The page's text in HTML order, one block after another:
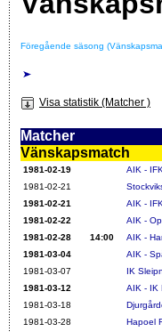
Föregående säsong
Visa statistik (Matcher )
Matcher
Vänskapsmatch
1981-02-19 AIK -
1981-02-21
1981-02-21
AIK -
1981-02-22
AIK -
1981-02-28
14:00 AIK -
1981-03-04
AIK -
1981-03-07
IK
1981-03-12
AIK - IK
1981-03-18
1981-03-28
Hapoel